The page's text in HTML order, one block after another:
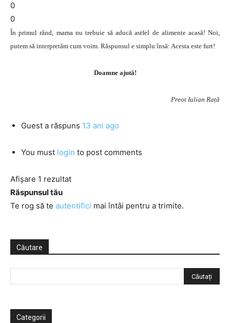
0
0
În primul rând, mama nu trebuie să aducă astfel de alimente acasă! Noi,
putem să interpretăm cum voim. Răspunsul e simplu însă: Acesta este furt!
Doamne ajută!
Preot Iulian Rață
Guest a răspuns 13 ani ago
You must login to post comments
Afișare 1 rezultat
Răspunsul tău
Te rog să te autentifici mai întâi pentru a trimite.
Căutare
Categorii